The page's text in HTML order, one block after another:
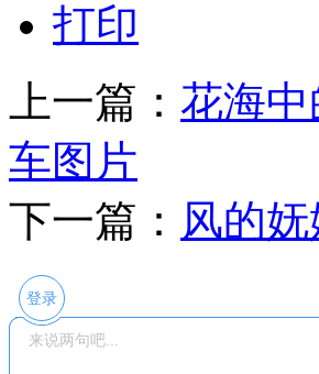
打印
上一篇： 花海
车图片
下一篇： 风的
登录